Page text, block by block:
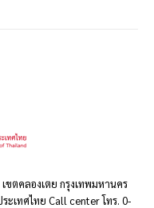
ขตคลองเตย กรุงเทพมหานคร
เทศไทย Call center โทร. 0-